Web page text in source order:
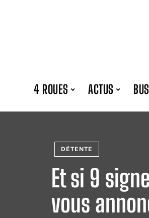
4 ROUES ACTUS
DÉTENTE
Et si 9
vous